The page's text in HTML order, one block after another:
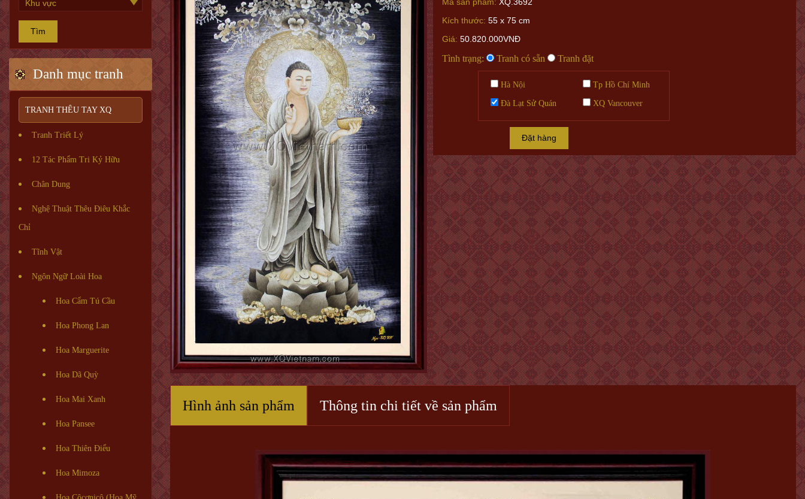
Tìm
Danh mục tranh
TRANH THÊU TAY XQ
Tranh Triết Lý
12 Tác Phẩm Tri Kỷ Hữu
Chân Dung
Nghệ Thuật Thêu Điêu Khắc
Chỉ
Tĩnh Vật
Ngôn Ngữ Loài Hoa
Hoa Cẩm Tú Cầu
Hoa Phong Lan
Hoa Marguerite
Hoa Dã Quỳ
Hoa Mai Xanh
Hoa Pansee
Hoa Thiên Điểu
Hoa Mimoza
Kích thước: 55 x 75 cm
Giá: 50.820.000VNĐ
Tình trạng: Tranh có sẵn Tranh đặt
Hà Nội Tp Hồ Chí Minh
Đà Lạt Sử Quán XQ Vancouver
Đặt hàng
Hình ảnh sản phẩm Thông tin chi tiết về sản phẩm